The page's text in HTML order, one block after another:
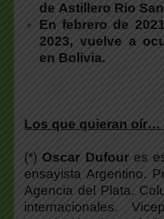
de Astillero Rio
En febrero de
2023, vuelve a
en Bolivia.
Los que quieran oír…
(*) Oscar Dufour es
ensayista Argentino.
Agencia del Plata.
internacionales.